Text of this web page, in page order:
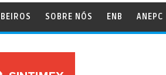
SOBRE NÓS ENB ANEPC